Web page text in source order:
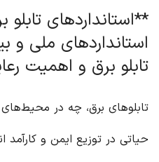
**استانداردهای
استانداردهای ملی و
تابلو برق و اهمیت
تابلوهای برق، چه در
حیاتی در توزیع ایمن و کارآمد